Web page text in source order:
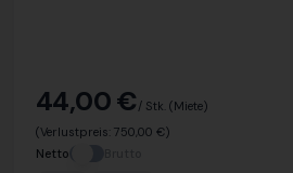
44,00 € / Stk. (Miete)
(Verlustpreis: 750,00 €)
Netto